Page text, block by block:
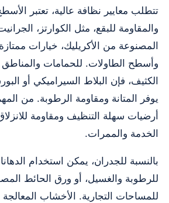
تتطلب معايير نظافة عالية، تعتبر
والمقاومة للبقع، مثل الكوارتز،
المصنوعة من الأكريليك، خيارات
وأسطح الطاولات. للحمامات والمناطق
الكثيف، فإن البلاط السيراميكي أو
يوفر المتانة ومقاومة الرطوبة. من
أرضيات سهلة التنظيف ومقاومة
الخدمة والممرات.
بالنسبة للجدران، يمكن استخدام
للرطوبة والغسيل، أو ورق الحائط
للمساحات التجارية. الأخشاب المعالجة